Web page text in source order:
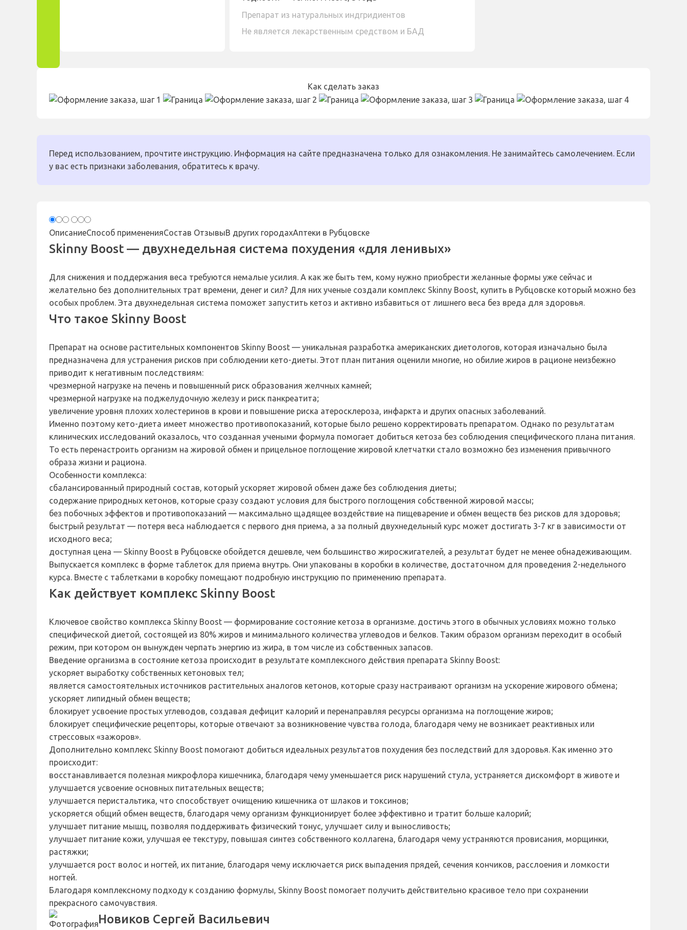
Препарат из натуральных индгридиентов
Не является лекарственным средством и БАД
Как сделать заказ
Перед использованием, прочтите инструкцию. Информация на сайте предназначена только для ознакомления. Не занимайтесь самолечением. Если
у вас есть признаки заболевания, обратитесь к врачу.
ОписаниеСпособ примененияСостав ОтзывыВ других городахАптеки в Рубцовске
Skinny Boost — двухнедельная система похудения «для ленивых»
Для снижения и поддержания веса требуются немалые усилия. А как же быть тем, кому нужно приобрести желанные формы уже сейчас и
желательно без дополнительных трат времени, денег и сил? Для них ученые создали комплекс Skinny Boost, купить в Рубцовске который можно без
особых проблем. Эта двухнедельная система поможет запустить кетоз и активно избавиться от лишнего веса без вреда для здоровья.
Что такое Skinny Boost
Препарат на основе растительных компонентов Skinny Boost — уникальная разработка американских диетологов, которая изначально была
предназначена для устранения рисков при соблюдении кето-диеты. Этот план питания оценили многие, но обилие жиров в рационе неизбежно
приводит к негативным последствиям:
чрезмерной нагрузке на печень и повышенный риск образования желчных камней;
чрезмерной нагрузке на поджелудочную железу и риск панкреатита;
увеличение уровня плохих холестеринов в крови и повышение риска атеросклероза, инфаркта и других опасных заболеваний.
Именно поэтому кето-диета имеет множество противопоказаний, которые было решено корректировать препаратом. Однако по результатам
клинических исследований оказалось, что созданная учеными формула помогает добиться кетоза без соблюдения специфического плана питания.
То есть перенастроить организм на жировой обмен и прицельное поглощение жировой клетчатки стало возможно без изменения привычного
образа жизни и рациона.
Особенности комплекса:
сбалансированный природный состав, который ускоряет жировой обмен даже без соблюдения диеты;
содержание природных кетонов, которые сразу создают условия для быстрого поглощения собственной жировой массы;
без побочных эффектов и противопоказаний — максимально щадящее воздействие на пищеварение и обмен веществ без рисков для здоровья;
быстрый результат — потеря веса наблюдается с первого дня приема, а за полный двухнедельный курс может достигать 3-7 кг в зависимости от
исходного веса;
доступная цена — Skinny Boost в Рубцовске обойдется дешевле, чем большинство жиросжигателей, а результат будет не менее обнадеживающим.
Выпускается комплекс в форме таблеток для приема внутрь. Они упакованы в коробки в количестве, достаточном для проведения 2-недельного
курса. Вместе с таблетками в коробку помещают подробную инструкцию по применению препарата.
Как действует комплекс Skinny Boost
Ключевое свойство комплекса Skinny Boost — формирование состояние кетоза в организме. достичь этого в обычных условиях можно только
специфической диетой, состоящей из 80% жиров и минимального количества углеводов и белков. Таким образом организм переходит в особый
режим, при котором он вынужден черпать энергию из жира, в том числе из собственных запасов.
Введение организма в состояние кетоза происходит в результате комплексного действия препарата Skinny Boost:
ускоряет выработку собственных кетоновых тел;
является самостоятельных источников растительных аналогов кетонов, которые сразу настраивают организм на ускорение жирового обмена;
ускоряет липидный обмен веществ;
блокирует усвоение простых углеводов, создавая дефицит калорий и перенаправляя ресурсы организма на поглощение жиров;
блокирует специфические рецепторы, которые отвечают за возникновение чувства голода, благодаря чему не возникает реактивных или
стрессовых «зажоров».
Дополнительно комплекс Skinny Boost помогают добиться идеальных результатов похудения без последствий для здоровья. Как именно это
происходит:
восстанавливается полезная микрофлора кишечника, благодаря чему уменьшается риск нарушений стула, устраняется дискомфорт в животе и
улучшается усвоение основных питательных веществ;
улучшается перистальтика, что способствует очищению кишечника от шлаков и токсинов;
ускоряется общий обмен веществ, благодаря чему организм функционирует более эффективно и тратит больше калорий;
улучшает питание мышц, позволяя поддерживать физический тонус, улучшает силу и выносливость;
улучшает питание кожи, улучшая ее текстуру, повышая синтез собственного коллагена, благодаря чему устраняются провисания, морщинки,
растяжки;
улучшается рост волос и ногтей, их питание, благодаря чему исключается риск выпадения прядей, сечения кончиков, расслоения и ломкости
ногтей.
Благодаря комплексному подходу к созданию формулы, Skinny Boost помогает получить действительно красивое тело при сохранении
прекрасного самочувствия.
Новиков Сергей Васильевич